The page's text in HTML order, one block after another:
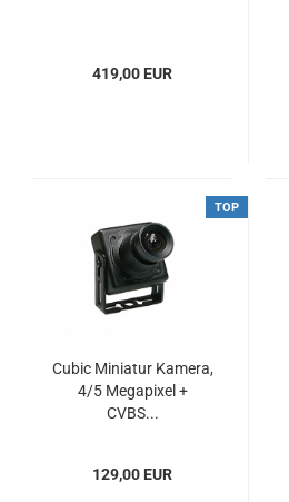
419,00 EUR
TOP
Cubic Miniatur Kamera,
4/5 Megapixel +
CVBS...
129,00 EUR